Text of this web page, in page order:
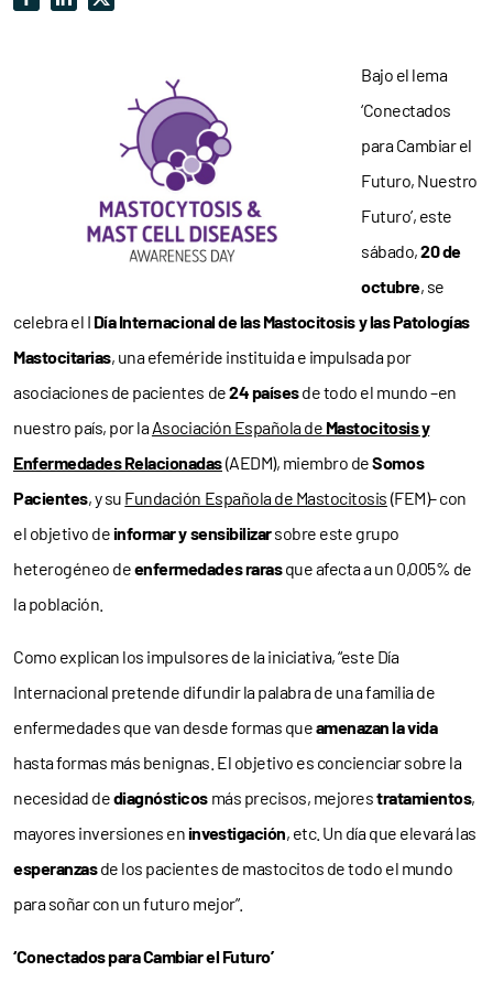
Bajo el lema
‘Conectados
para Cambiar el
Futuro, Nuestro
Futuro’, este
sábado,20 de
octubre, se
celebra el I Día Internacional de las Mastocitosis y las Patologías
Mastocitarias, una efeméride instituida e impulsada por
asociaciones de pacientes de24 paísesde todo el mundo –en
nuestro país, por laAsociación Española de Mastocitosis y
Enfermedades Relacionadas(AEDM), miembro deSomos
Pacientes, y su Fundación Española de Mastocitosis (FEM)– con
el objetivo deinformar y sensibilizarsobre este grupo
heterogéneo deenfermedades rarasque afecta a un 0,005% de
la población.
Como explican los impulsores de la iniciativa, “este Día
Internacional pretende difundir la palabra de una familia de
enfermedades que van desde formas queamenazan la vida
hasta formas más benignas. El objetivo es concienciar sobre la
necesidad dediagnósticos más precisos, mejorestratamientos,
mayores inversiones eninvestigación, etc. Un día que elevará las
esperanzasde los pacientes de mastocitos de todo el mundo
para soñar con un futuro mejor”.
‘Conectados para Cambiar el Futuro’